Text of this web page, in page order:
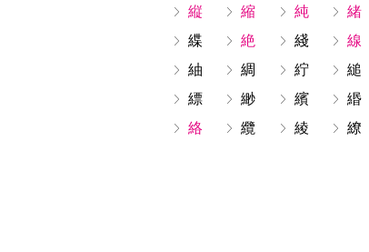
縦
縮 純 緒
緤
絶 綫 線
紬
綢 紵 縋
縹
緲 繽 緡
絡
纜 綾 繚